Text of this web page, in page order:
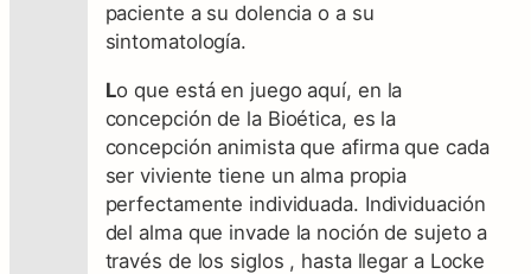
paciente a su dolencia o a su
sintomatología.
Lo que está en juego aquí, en la
concepción de la Bioética, es la
concepción animista que afirma que cada
ser viviente tiene un alma propia
perfectamente individuada. Individuación
del alma que invade la noción de sujeto a
través de los siglos , hasta llegar a Locke